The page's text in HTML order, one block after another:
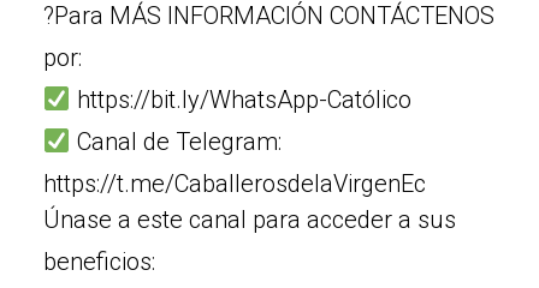
?Para MÁS INFORMACIÓN CONTÁCTENOS
por:
https://bit.ly/WhatsApp-Católico
Canal de Telegram:
https://t.me/CaballerosdelaVirgenEc
Únase a este canal para acceder a sus
beneficios: